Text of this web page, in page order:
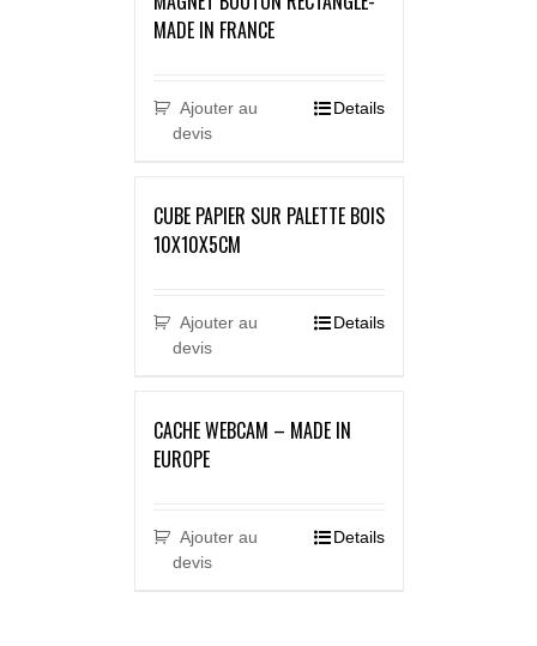
MADE IN FRANCE
Ajouter au
devis
Details
CUBE PAPIER SUR PALETTE BOIS
10X10X5CM
Ajouter au
devis
Details
CACHE WEBCAM – MADE IN
EUROPE
Ajouter au
devis
Details